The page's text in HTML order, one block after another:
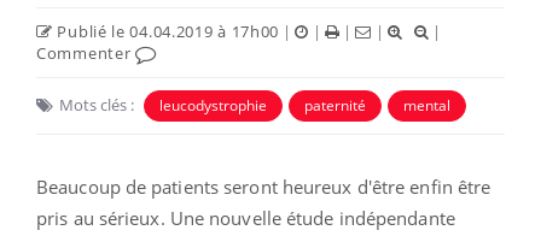
Publié le 04.04.2019 à 17h00 | | | |
|
Commenter
Mots clés : leucodystrophie paternité mental
Beaucoup de patients seront heureux d'être enfin être
pris au sérieux. Une nouvelle étude indépendante